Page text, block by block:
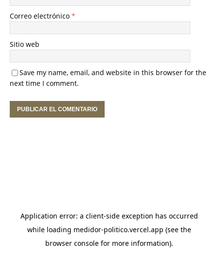
Correo electrónico *
Sitio web
Save my name, email, and website in this browser for the
next time I comment.